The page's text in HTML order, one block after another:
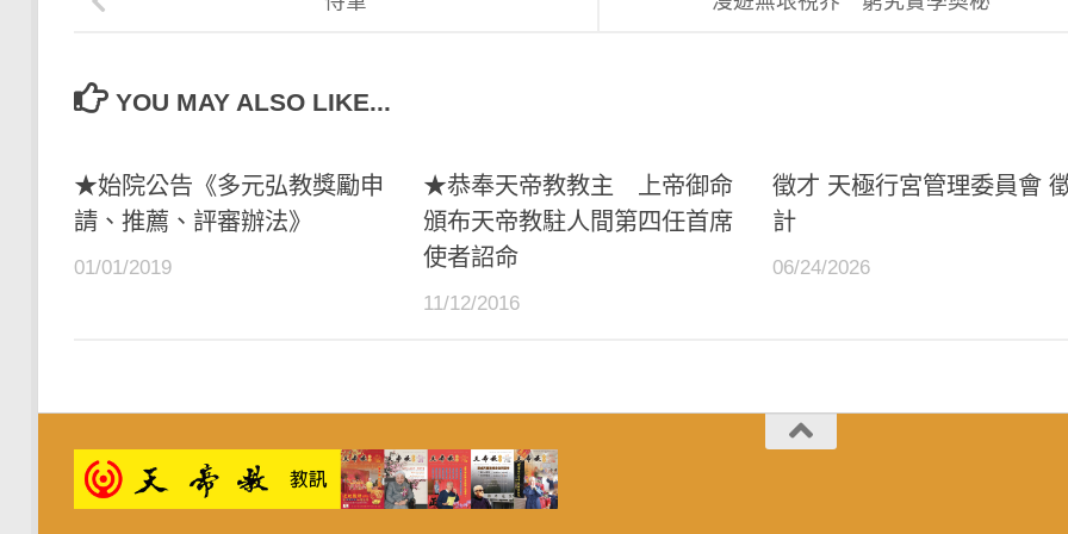
YOU MAY ALSO LIKE...
★始院公告《多元弘教獎勵申
請、推薦、評審辦法》
01/01/2019
★恭奉天帝教教主 上帝御命
頒布天帝教駐人間第四任首席
使者詔命
11/12/2016
徵才 天極行宮管理委員會
計
06/24/2026